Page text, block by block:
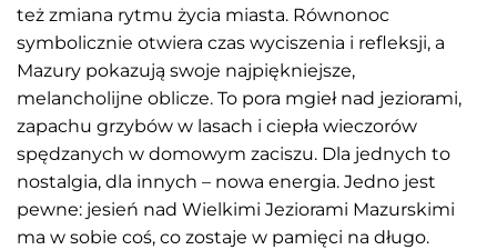
też zmiana rytmu życia miasta. Równonoc
symbolicznie otwiera czas wyciszenia i refleksji, a
Mazury pokazują swoje najpiękniejsze,
melancholijne oblicze. To pora mgieł nad jeziorami,
zapachu grzybów w lasach i ciepła wieczorów
spędzanych w domowym zaciszu. Dla jednych to
nostalgia, dla innych – nowa energia. Jedno jest
pewne: jesień nad Wielkimi Jeziorami Mazurskimi
ma w sobie coś, co zostaje w pamięci na długo.